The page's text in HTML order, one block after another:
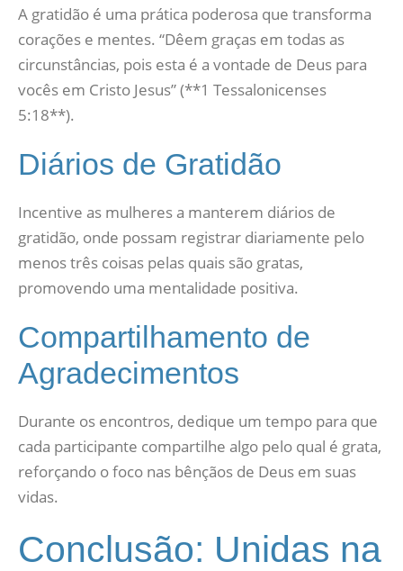
A gratidão é uma prática poderosa que transforma
corações e mentes. “Dêem graças em todas as
circunstâncias, pois esta é a vontade de Deus para
vocês em Cristo Jesus” (**1 Tessalonicenses
5:18**).
Diários de Gratidão
Incentive as mulheres a manterem diários de
gratidão, onde possam registrar diariamente pelo
menos três coisas pelas quais são gratas,
promovendo uma mentalidade positiva.
Compartilhamento de
Agradecimentos
Durante os encontros, dedique um tempo para que
cada participante compartilhe algo pelo qual é grata,
reforçando o foco nas bênçãos de Deus em suas
vidas.
Conclusão: Unidas na